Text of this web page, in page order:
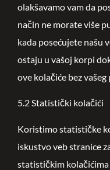
olakšavamo vam da
način ne morate više
kada posećujete našu
ostaju u vašoj korpi
ove kolačiće bez vašeg
5.2 Statistički kolačići
Koristimo statističke
iskustvo veb stranice
statističkim